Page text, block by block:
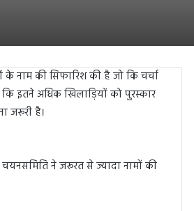
नाम की सिफारिश की है जो कि चर्चा
इतने अधिक खिलाड़ियों को पुरस्कार
जरूरी है।
ने जरूरत से ज्यादा नामों की